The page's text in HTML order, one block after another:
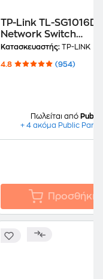
TP-Link TL-SG1016D
Network Switch
Unmanaged L2
Θύρες
Κατασκευαστής: TP-LINK
4.8 (954)
Πωλείται από Public
+ 4 ακόμα Public
Προσθήκη